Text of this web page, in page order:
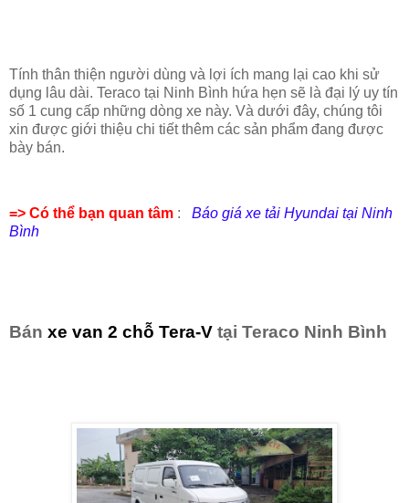
Tính thân thiện người dùng và lợi ích mang lại cao khi sử
dụng lâu dài. Teraco tại Ninh Bình hứa hẹn sẽ là đại lý uy tín
số 1 cung cấp những dòng xe này. Và dưới đây, chúng tôi
xin được giới thiệu chi tiết thêm các sản phẩm đang được
bày bán.
=> Có thể bạn quan tâm : Báo giá xe tải Hyundai tại Ninh
Bình
Bán xe van 2 chỗ Tera-V tại Teraco Ninh Bình